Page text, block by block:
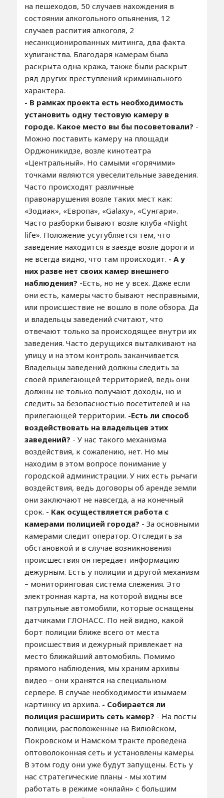
на пешеходов, 50 случаев нахождения в
состоянии алкогольного опьянения, 12
случаев распития алкоголя, 2
несанкционированных митинга, два факта
хулиганства. Благодаря камерам была
раскрыта одна кража, также были раскрыт
ряд других преступлений криминального
характера.
- В рамках проекта есть необходимость
установить одну тестовую камеру в
городе. Какое место вы бы посоветовали? -
Можно поставить камеру на площади
Орджоникидзе, возле кинотеатра
«Центральный». Но самыми «горячими»
точками являются увеселительные заведения.
Часто происходят различные
правонарушения возле таких мест как:
«Зодиак», «Европа», «Galaxy», «Сунгари».
Часто разборки бывают возле клуба «Night
life». Положение усугубляется тем, что
заведение находится в заезде возле дороги и
не всегда видно, что там происходит. - А у
них разве нет своих камер внешнего
наблюдения? -Есть, но не у всех. Даже если
они есть, камеры часто бывают несправными,
или происшествие не вошло в поле обзора. Да
и владельцы заведений считают, что
отвечают только за происходящее внутри их
заведения. Часто дерущихся выталкивают на
улицу и на этом контроль заканчивается.
Владельцы заведений должны следить за
своей прилегающей территорией, ведь они
должны не только получают доходы, но и
следить за безопасностью посетителей и на
прилегающей территории. -Есть ли способ
воздействовать на владельцев этих
заведений? - У нас такого механизма
воздействия, к сожалению, нет. Но мы
находим в этом вопросе понимание у
городской администрации. У них есть рычаги
воздействия, ведь договоры об аренде земли
они заключают не навсегда, а на конечный
срок. - Как осуществляется работа с
камерами полицией города? - За основными
камерами следит оператор. Отследить за
обстановкой и в случае возникновения
происшествия он передает информацию
дежурным. Есть у полиции и другой механизм
– мониторинговая система слежения. Это
электронная карта, на которой видны все
патрульные автомобили, которые оснащены
датчиками ГЛОНАСС. По ней видно, какой
борт полиции ближе всего от места
происшествия и дежурный привлекает на
место ближайший автомобиль. Помимо
прямого наблюдения, мы храним архивы
видео – они хранятся на специальном
сервере. В случае необходимости изымаем
картинку из архива. - Собирается ли
полиция расширить сеть камер? - На посты
полиции, расположенные на Вилюйском,
Покровском и Намском тракте проведена
оптоволоконная сеть и установлены камеры.
В этом году они уже будут запущены. Есть у
нас стратегические планы - мы хотим
работать в режиме «онлайн» с большим